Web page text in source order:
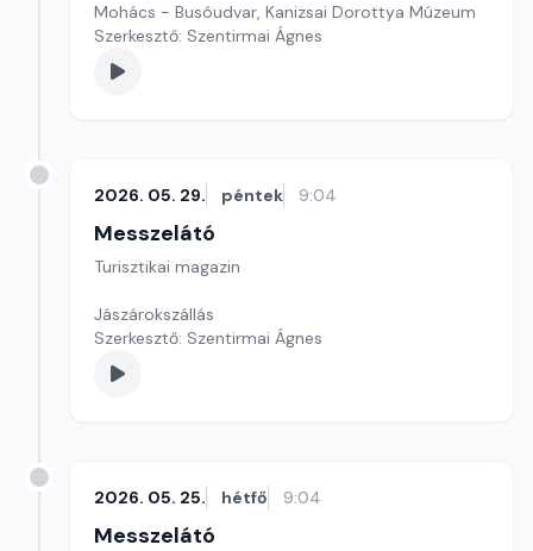
Mohács - Busóudvar, Kanizsai Dorottya Múzeum
Szerkesztő: Szentirmai Ágnes
2026. 05. 29. péntek 9:04
Messzelátó
Turisztikai magazin
Jászárokszállás
Szerkesztő: Szentirmai Ágnes
2026. 05. 25. hétfő 9:04
Messzelátó